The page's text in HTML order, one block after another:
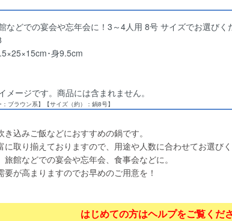
などでの宴会や忘年会に！3～4人用 8号 サイズでお選びく
･身9.5cm
メージです。商品には含まれません。
ブラウン系】【サイズ（約）：鍋8号】
込みご飯などにおすすめの鍋です。
に取り揃えておりますので、用途や人数に合わせてお選び
旅館などでの宴会や忘年会、食事会などに。
が高まりますのでお早めのご用意を！
はじめての方はヘルプをご覧くだ